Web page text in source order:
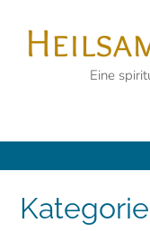
content
Eine